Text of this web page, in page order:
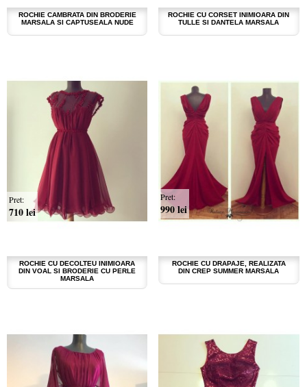
ROCHIE CAMBRATA DIN BRODERIE
MARSALA SI CAPTUSEALA NUDE
ROCHIE CU CORSET INIMIOARA DIN
TULLE SI DANTELA MARSALA
ROCHIE CU DECOLTEU INIMIOARA
DIN VOAL SI BRODERIE CU PERLE
MARSALA
Pret:
710 lei
ROCHIE CU DRAPAJE, REALIZATA
DIN CREP SUMMER MARSALA
Pret:
990 lei